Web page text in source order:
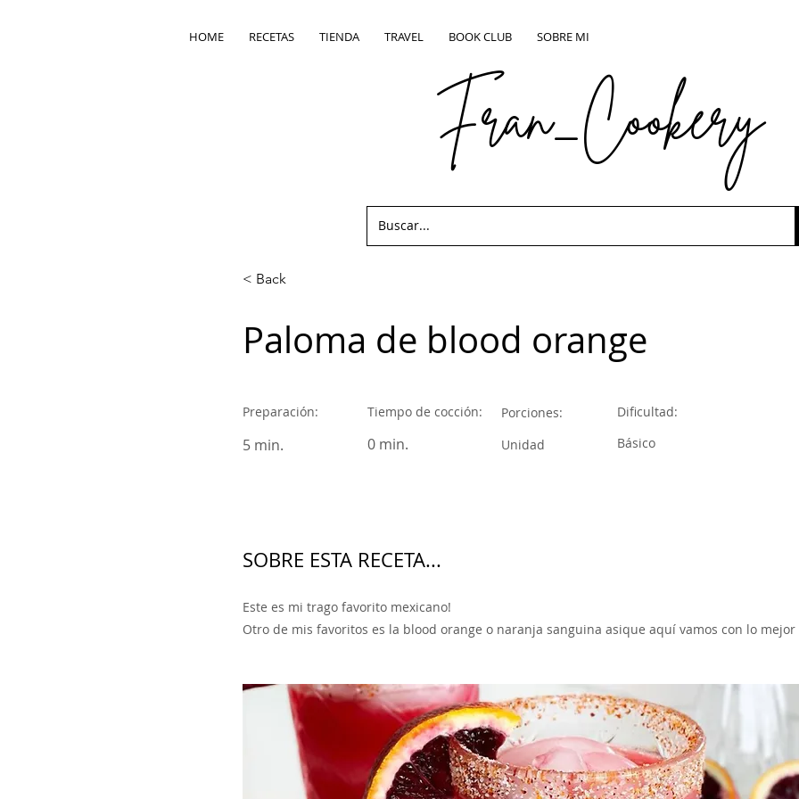
HOME RECETAS TIENDA TRAVEL BOOK CLUB SOBRE MI
Fran_Cookery
< Back
Paloma de blood orange
Preparación:
5 min.
Tiempo de cocción:
0 min.
Porciones:
Unidad
Dificultad:
Básico
SOBRE ESTA RECETA...
Este es mi trago favorito mexicano!
Otro de mis favoritos es la blood orange o naranja sanguina asique aquí vamos con lo